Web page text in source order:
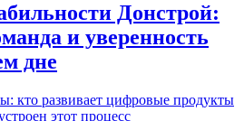
Донстрой:
и уверенность
дне